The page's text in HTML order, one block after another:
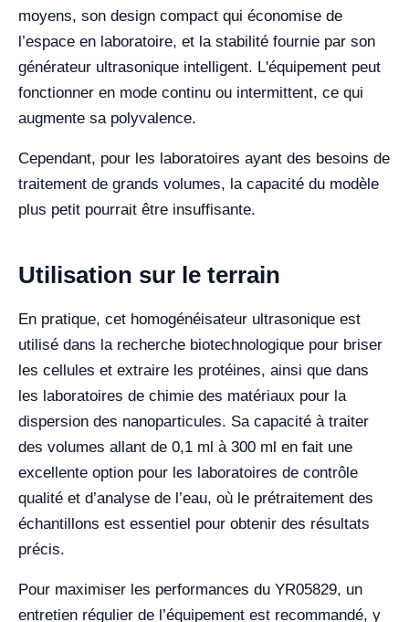
moyens, son design compact qui économise de
l’espace en laboratoire, et la stabilité fournie par son
générateur ultrasonique intelligent. L'équipement peut
fonctionner en mode continu ou intermittent, ce qui
augmente sa polyvalence.
Cependant, pour les laboratoires ayant des besoins de
traitement de grands volumes, la capacité du modèle
plus petit pourrait être insuffisante.
Utilisation sur le terrain
En pratique, cet homogénéisateur ultrasonique est
utilisé dans la recherche biotechnologique pour briser
les cellules et extraire les protéines, ainsi que dans
les laboratoires de chimie des matériaux pour la
dispersion des nanoparticules. Sa capacité à traiter
des volumes allant de 0,1 ml à 300 ml en fait une
excellente option pour les laboratoires de contrôle
qualité et d’analyse de l’eau, où le prétraitement des
échantillons est essentiel pour obtenir des résultats
précis.
Pour maximiser les performances du YR05829, un
entretien régulier de l’équipement est recommandé, y